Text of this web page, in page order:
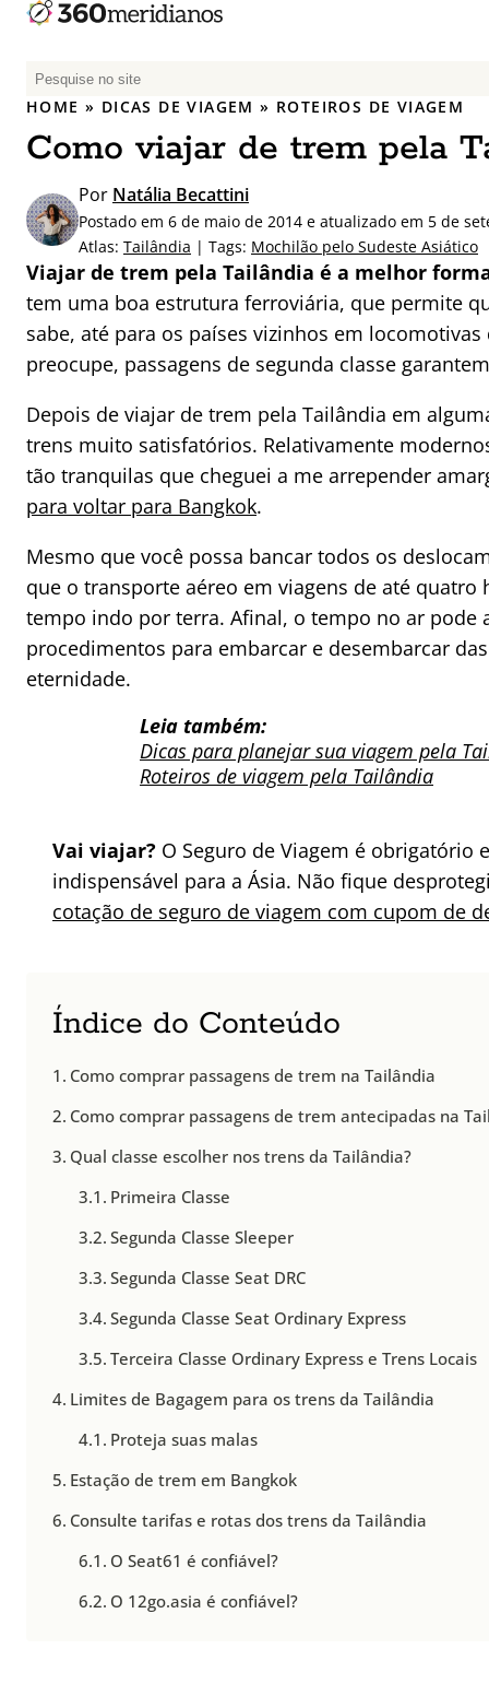
P
e
q
i
s
r
p
o
r
HOME » DICAS DE VIAGEM » ROTEIROS DE VIAGEM
Como viajar de trem pela
Por Natália Becattini
Postado em 6 de maio de 2014 e atualizado em 5 de
Atlas: Tailândia | Tags: Mochilão pelo Sudeste Asiático
Viajar de trem pela Tailândia é a melhor
tem uma boa estrutura ferroviária, que permite
sabe, até para os países vizinhos em
preocupe, passagens de segunda classe
Depois de viajar de trem pela Tailândia em
trens muito satisfatórios. Relativamente
tão tranquilas que cheguei a me arrepender
para voltar para Bangkok.
Mesmo que você possa bancar todos os
que o transporte aéreo em viagens de até quatro
tempo indo por terra. Afinal, o tempo no ar pode
procedimentos para embarcar e desembarcar
eternidade.
Leia também:
Dicas para planejar sua viagem pela
Roteiros de viagem pela Tailândia
Vai viajar? O Seguro de Viagem é obrigatório
indispensável para a Ásia. Não fique
cotação de seguro de viagem com cupom de
Índice do Conteúdo
Como comprar passagens de trem na Tailândia
Como comprar passagens de trem antecipadas na
Qual classe escolher nos trens da Tailândia?
Primeira Classe
Segunda Classe Sleeper
Segunda Classe Seat DRC
Segunda Classe Seat Ordinary Express
Terceira Classe Ordinary Express e Trens Locais
Limites de Bagagem para os trens da Tailândia
Proteja suas malas
Estação de trem em Bangkok
Consulte tarifas e rotas dos trens da Tailândia
O Seat61 é confiável?
O 12go.asia é confiável?